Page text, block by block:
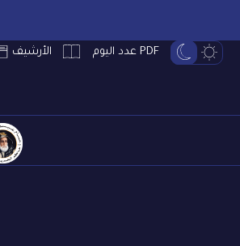
PDF عدد اليوم الأرشيف